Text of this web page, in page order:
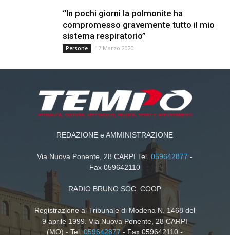
“In pochi giorni la polmonite ha
compromesso gravemente tutto il mio
sistema respiratorio”
Persone 17 Marzo 2020
REDAZIONE e AMMINISTRAZIONE
Via Nuova Ponente, 28 CARPI Tel.059642877 -
Fax 059642110
RADIO BRUNO SOC. COOP
Registrazione al Tribunale di Modena N. 1468 del
9 aprile 1999. Via Nuova Ponente, 28 CARPI
(MO) - Tel.059642877- Fax 059642110 -